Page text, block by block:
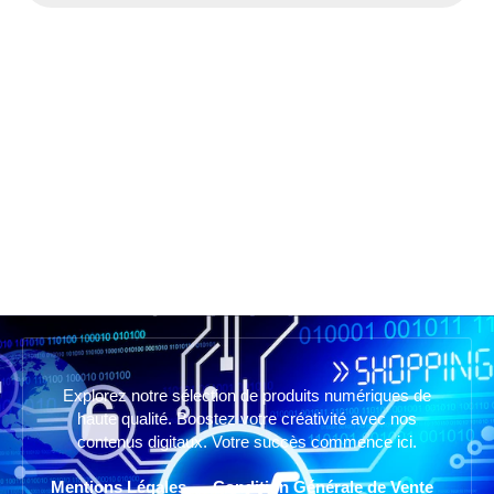
Explorez notre sélection de produits numériques de
haute qualité. Boostez votre créativité avec nos
contenus digitaux. Votre succès commence ici.
Mentions Légales Condition Générale de Vente